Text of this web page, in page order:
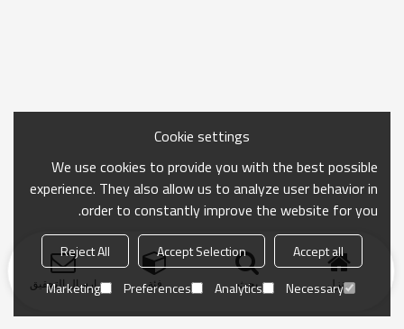
منزل بحث فئة ارسال التحقيق
Cookie settings
We use cookies to provide you with the best possible
experience. They also allow us to analyze user behavior in
order to constantly improve the website for you.
Accept all
Accept Selection
Reject All
Necessary
Analytics
Preferences
Marketing